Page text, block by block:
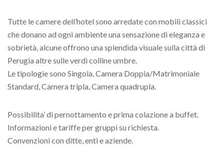
Tutte le camere dell’hotel sono arredate con mobili classici
che donano ad ogni ambiente una sensazione di eleganza e
sobrietà, alcune offrono una splendida visuale sulla città di
Perugia altre sulle verdi colline umbre.
Le tipologie sono Singola, Camera Doppia/Matrimoniale
Standard, Camera tripla, Camera quadrupla.
Possibilita’ di pernottamento e prima colazione a buffet.
Informazioni e tariffe per gruppi su richiesta.
Convenzioni con ditte, enti e aziende.